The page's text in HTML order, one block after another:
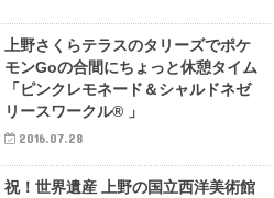
上野さくらテラスのタリーズでポケ
モンGoの合間にちょっと休憩タイム
「ピンクレモネード＆シャルドネゼ
リースワークル® 」
2016.07.28
祝！世界遺産 上野の国立西洋美術館